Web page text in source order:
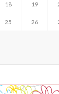
18 19
25 26